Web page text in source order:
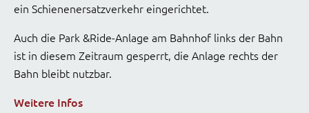
ein Schienenersatzverkehr eingerichtet.
Auch die Park &Ride-Anlage am Bahnhof links der Bahn
ist in diesem Zeitraum gesperrt, die Anlage rechts der
Bahn bleibt nutzbar.
Weitere Infos